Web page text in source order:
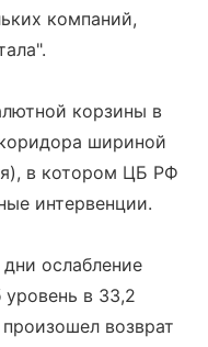
компаний,
корзины в
шириной
в котором ЦБ РФ
интервенции.
ослабление
уровень в 33,2
возврат